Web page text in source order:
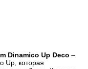
Dinamico Up Deco–
Up, которая